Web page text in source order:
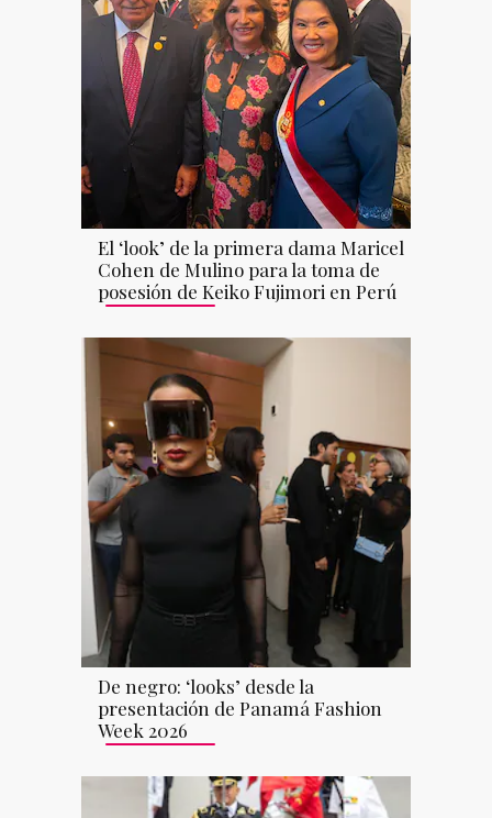
El ‘look’ de la primera dama Maricel
Cohen de Mulino para la toma de
posesión de Keiko Fujimori en Perú
De negro: ‘looks’ desde la
presentación de Panamá Fashion
Week 2026